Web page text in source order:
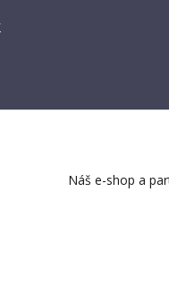
Náš e-shop a